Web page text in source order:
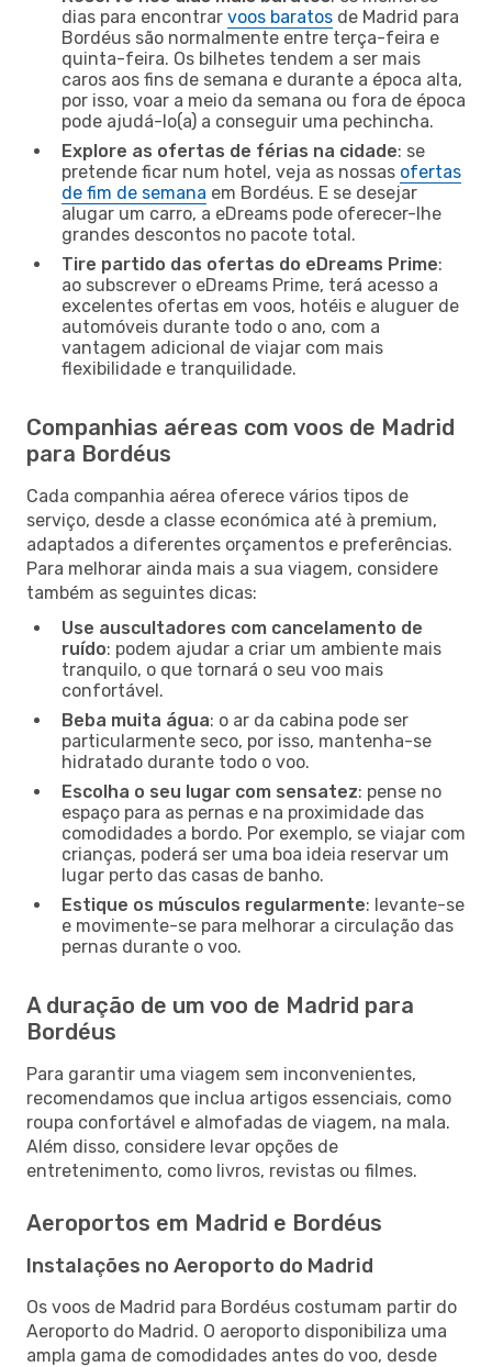
dias para encontrar voos baratos de Madrid para
Bordéus são normalmente entre terça-feira e
quinta-feira. Os bilhetes tendem a ser mais
caros aos fins de semana e durante a época alta,
por isso, voar a meio da semana ou fora de época
pode ajudá-lo(a) a conseguir uma pechincha.
Explore as ofertas de férias na cidade: se
pretende ficar num hotel, veja as nossas ofertas
de fim de semana em Bordéus. E se desejar
alugar um carro, a eDreams pode oferecer-lhe
grandes descontos no pacote total.
Tire partido das ofertas do eDreams Prime:
ao subscrever o eDreams Prime, terá acesso a
excelentes ofertas em voos, hotéis e aluguer de
automóveis durante todo o ano, com a
vantagem adicional de viajar com mais
flexibilidade e tranquilidade.
Companhias aéreas com voos de Madrid
para Bordéus
Cada companhia aérea oferece vários tipos de
serviço, desde a classe económica até à premium,
adaptados a diferentes orçamentos e preferências.
Para melhorar ainda mais a sua viagem, considere
também as seguintes dicas:
Use auscultadores com cancelamento de
ruído: podem ajudar a criar um ambiente mais
tranquilo, o que tornará o seu voo mais
confortável.
Beba muita água: o ar da cabina pode ser
particularmente seco, por isso, mantenha-se
hidratado durante todo o voo.
Escolha o seu lugar com sensatez: pense no
espaço para as pernas e na proximidade das
comodidades a bordo. Por exemplo, se viajar com
crianças, poderá ser uma boa ideia reservar um
lugar perto das casas de banho.
Estique os músculos regularmente: levante-se
e movimente-se para melhorar a circulação das
pernas durante o voo.
A duração de um voo de Madrid para
Bordéus
Para garantir uma viagem sem inconvenientes,
recomendamos que inclua artigos essenciais, como
roupa confortável e almofadas de viagem, na mala.
Além disso, considere levar opções de
entretenimento, como livros, revistas ou filmes.
Aeroportos em Madrid e Bordéus
Instalações no Aeroporto do Madrid
Os voos de Madrid para Bordéus costumam partir do
Aeroporto do Madrid. O aeroporto disponibiliza uma
ampla gama de comodidades antes do voo, desde